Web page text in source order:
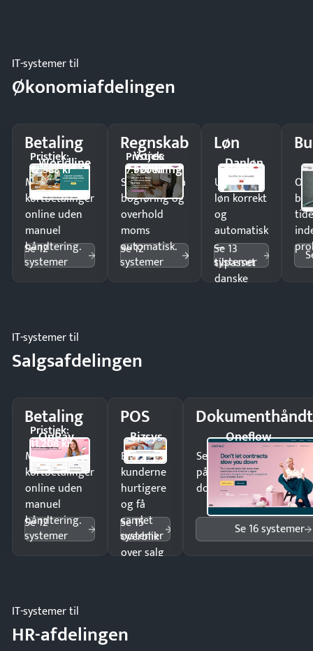
IT-systemer til
Økonomiafdelingen
Betaling
Worldline
Pristjek:
12.588 kr
Modtag
kortbetalinger
online uden
manuel
håndtering.
Se 12
systemer
Regnskab
Vores
Forening
Pristjek:
7.920 kr
Spar timer på
bogføring og
overhold
moms
automatisk.
Se 12
systemer
Løn
Danløn
Udbetal
løn korrekt
og
automatisk
—
tilpasset
danske
Se 13
systemer
IT-systemer til
Salgsafdelingen
Betaling
OnPay
Pristjek:
11.208 kr
Modtag
kortbetalinger
online uden
manuel
håndtering.
Se 12
systemer
POS
Bizsys
Ekspedér
kunderne
hurtigere
og få
samlet
overblik
over salg
Se 15
systemer
Oneflow
Send kontrakter til
på minutter og mist
dokumenter.
Se 16 systemer
IT-systemer til
HR-afdelingen